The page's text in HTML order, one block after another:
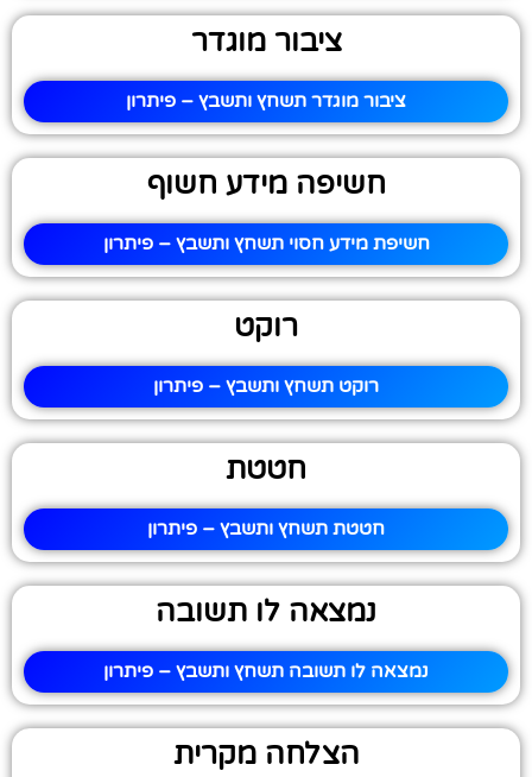
ציבור מוגדר
ציבור מוגדר תשחץ ותשבץ – פיתרון
חשיפה מידע חשוף
חשיפת מידע חסוי תשחץ ותשבץ – פיתרון
רוקט
רוקט תשחץ ותשבץ – פיתרון
חטטת
חטטת תשחץ ותשבץ – פיתרון
נמצאה לו תשובה
נמצאה לו תשובה תשחץ ותשבץ – פיתרון
הצלחה מקרית